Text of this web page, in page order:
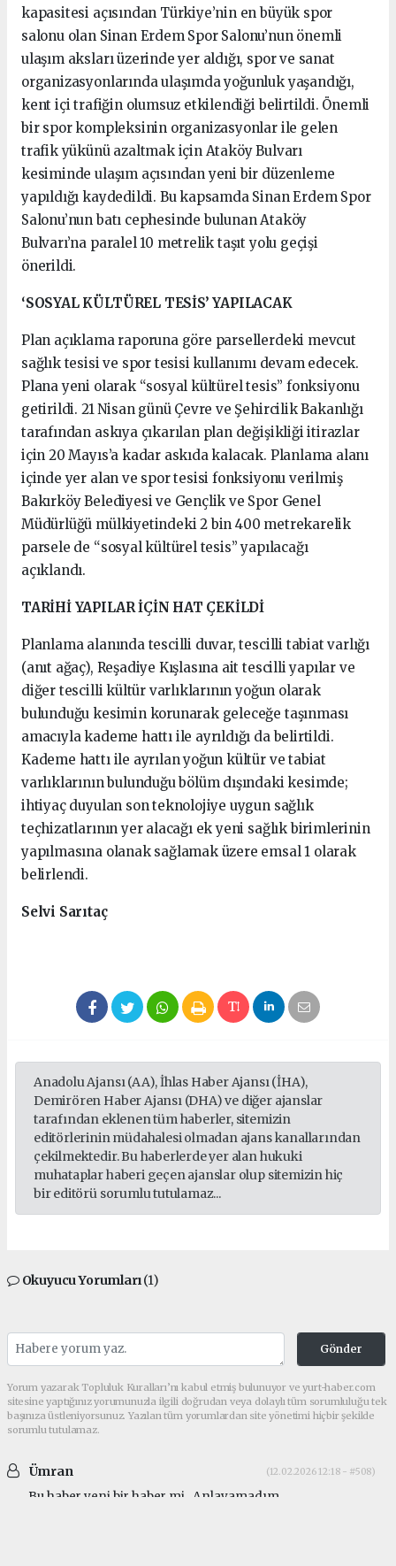
kapasitesi açısından Türkiye’nin en büyük spor
salonu olan Sinan Erdem Spor Salonu’nun önemli
ulaşım aksları üzerinde yer aldığı, spor ve sanat
organizasyonlarında ulaşımda yoğunluk yaşandığı,
kent içi trafiğin olumsuz etkilendiği belirtildi. Önemli
bir spor kompleksinin organizasyonlar ile gelen
trafik yükünü azaltmak için Ataköy Bulvarı
kesiminde ulaşım açısından yeni bir düzenleme
yapıldığı kaydedildi. Bu kapsamda Sinan Erdem Spor
Salonu’nun batı cephesinde bulunan Ataköy
Bulvarı’na paralel 10 metrelik taşıt yolu geçişi
önerildi.
‘SOSYAL KÜLTÜREL TESİS’ YAPILACAK
Plan açıklama raporuna göre parsellerdeki mevcut
sağlık tesisi ve spor tesisi kullanımı devam edecek.
Plana yeni olarak “sosyal kültürel tesis” fonksiyonu
getirildi. 21 Nisan günü Çevre ve Şehircilik Bakanlığı
tarafından askıya çıkarılan plan değişikliği itirazlar
için 20 Mayıs’a kadar askıda kalacak. Planlama alanı
içinde yer alan ve spor tesisi fonksiyonu verilmiş
Bakırköy Belediyesi ve Gençlik ve Spor Genel
Müdürlüğü mülkiyetindeki 2 bin 400 metrekarelik
parsele de “sosyal kültürel tesis” yapılacağı
açıklandı.
TARİHİ YAPILAR İÇİN HAT ÇEKİLDİ
Planlama alanında tescilli duvar, tescilli tabiat varlığı
(anıt ağaç), Reşadiye Kışlasına ait tescilli yapılar ve
diğer tescilli kültür varlıklarının yoğun olarak
bulunduğu kesimin korunarak geleceğe taşınması
amacıyla kademe hattı ile ayrıldığı da belirtildi.
Kademe hattı ile ayrılan yoğun kültür ve tabiat
varlıklarının bulunduğu bölüm dışındaki kesimde;
ihtiyaç duyulan son teknolojiye uygun sağlık
teçhizatlarının yer alacağı ek yeni sağlık birimlerinin
yapılmasına olanak sağlamak üzere emsal 1 olarak
belirlendi.
Selvi Sarıtaç
Anadolu Ajansı (AA), İhlas Haber Ajansı (İHA),
Demirören Haber Ajansı (DHA) ve diğer ajanslar
tarafından eklenen tüm haberler, sitemizin
editörlerinin müdahalesi olmadan ajans kanallarından
çekilmektedir. Bu haberlerde yer alan hukuki
muhataplar haberi geçen ajanslar olup sitemizin hiç
bir editörü sorumlu tutulamaz...
Okuyucu Yorumları(1)
Gönder
Yorum yazarak Topluluk Kuralları’nı kabul etmiş bulunuyor ve yurt-haber.com
sitesine yaptığınız yorumunuzla ilgili doğrudan veya dolaylı tüm sorumluluğu tek
başınıza üstleniyorsunuz. Yazılan tüm yorumlardan site yönetimi hiçbir şekilde
sorumlu tutulamaz.
Ümran (12.02.2026 12:18 - #508)
Bu haber yeni bir haber mi.. Anlayamadım..